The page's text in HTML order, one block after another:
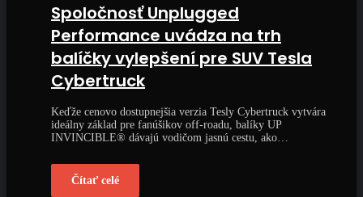
Spoločnosť Unplugged
Performance uvádza na trh
balíčky vylepšení pre SUV Tesla
Cybertruck
Keďže cenovo dostupnejšia verzia Tesly Cybertruck vytvára
ideálny základ pre fanúšikov off-roadu, balíky UP
INVINCIBLE® dávajú vodičom jasnú cestu, ako…
Čítať celé